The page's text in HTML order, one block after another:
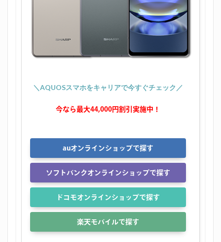
＼AQUOSスマホをキャリアで今すぐチェック／
今なら最大44,000円割引実施中！
auオンラインショップで探す
ソフトバンクオンラインショップで探す
ドコモオンラインショップで探す
楽天モバイルで探す